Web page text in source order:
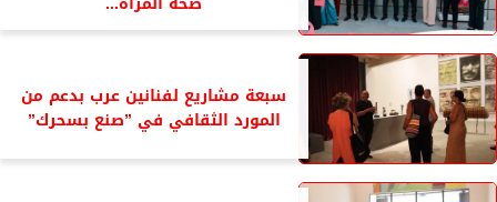
سبعة مشاريع لفنانين عرب بدعم من
المورد الثقافي في ”صنع بسحرك”